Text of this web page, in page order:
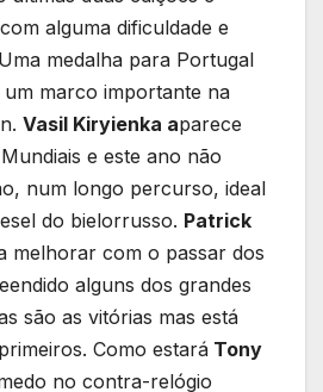
alguma dificuldade e
medalha para Portugal
marco importante na
Vasil Kiryienka aparece
e este ano não
num longo percurso, ideal
do bielorrusso. Patrick
melhorar com o passar dos
alguns dos grandes
são as vitórias mas está
Como estará Tony
no contra-relógio